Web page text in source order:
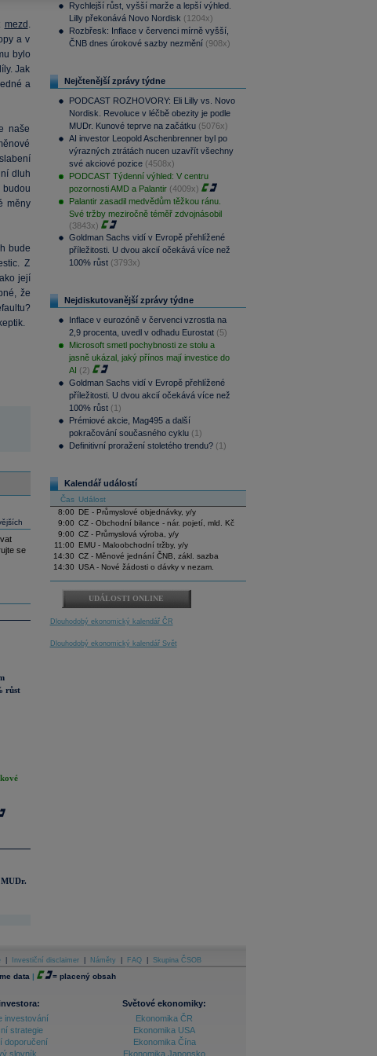
mezd .
a v
bylo
Jak
a
naše
dluh
budou
měny
bude
Z
její
že
se
růst
Rychlejší růst, vyšší marže a lepší výhled.
Lilly překonává Novo Nordisk (1204x)
Rozbřesk: Inflace v červenci mírně vyšší,
ČNB dnes úrokové sazby nezmění (908x)
Nejčtenější zprávy týdne
PODCAST ROZHOVORY: Eli Lilly vs. Novo
Nordisk. Revoluce v léčbě obezity je podle
MUDr. Kunové teprve na začátku (5076x)
AI investor Leopold Aschenbrenner byl po
výrazných ztrátách nucen uzavřít všechny
své akciové pozice (4508x)
PODCAST Týdenní výhled: V centru
pozornosti AMD a Palantir (4009x)
Palantir zasadil medvědům těžkou ránu.
Své tržby meziročně téměř zdvojnásobil
(3843x)
Goldman Sachs vidí v Evropě přehlížené
příležitosti. U dvou akcií očekává více než
100% růst (3793x)
Nejdiskutovanější zprávy týdne
Inflace v eurozóně v červenci vzrostla na
2,9 procenta, uvedl v odhadu Eurostat (5)
Microsoft smetl pochybnosti ze stolu a
jasně ukázal, jaký přínos mají investice do
AI (2)
Goldman Sachs vidí v Evropě přehlížené
příležitosti. U dvou akcií očekává více než
100% růst (1)
Prémiové akcie, Mag495 a další
pokračování současného cyklu (1)
Definitivní proražení stoletého trendu? (1)
Kalendář událostí
Čas Událost
8:00
DE - Průmyslové objednávky, y/y
9:00 CZ - Obchodní bilance - nár. pojetí, mld. Kč
9:00 CZ - Průmyslová výroba, y/y
11:00
EMU - Maloobchodní tržby, y/y
14:30 CZ - Měnové jednání ČNB, zákl. sazba
14:30 USA - Nové žádosti o dávky v nezam.
UDÁLOSTI ONLINE
Dlouhodobý ekonomický kalendář ČR
Dlouhodobý ekonomický kalendář Svět
Investiční disclaimer Náměty FAQ Skupina ČSOB
data | = placený obsah
investování
strategie
doporučení
slovník
Světové ekonomiky:
Ekonomika ČR
Ekonomika USA
Ekonomika Čína
Ekonomika Japonsko